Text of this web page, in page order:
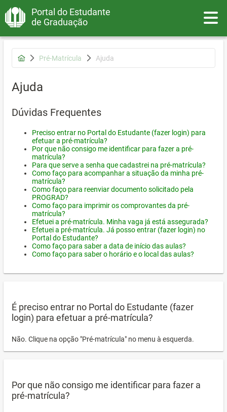
Portal do Estudante
de Graduação
Pré-Matrícula Ajuda
Ajuda
Dúvidas Frequentes
Preciso entrar no Portal do Estudante (fazer login) para
efetuar a pré-matrícula?
Por que não consigo me identificar para fazer a pré-
matrícula?
Para que serve a senha que cadastrei na pré-matrícula?
Como faço para acompanhar a situação da minha pré-
matrícula?
Como faço para reenviar documento solicitado pela
PROGRAD?
Como faço para imprimir os comprovantes da pré-
matrícula?
Efetuei a pré-matrícula. Minha vaga já está assegurada?
Efetuei a pré-matrícula. Já posso entrar (fazer login) no
Portal do Estudante?
Como faço para saber a data de início das aulas?
Como faço para saber o horário e o local das aulas?
É preciso entrar no Portal do Estudante (fazer
login) para efetuar a pré-matrícula?
Não. Clique na opção "Pré-matrícula" no menu à esquerda.
Por que não consigo me identificar para fazer a
pré-matrícula?